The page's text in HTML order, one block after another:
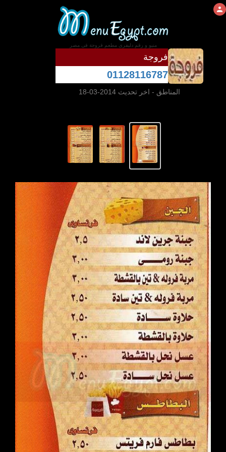
منيو و رقم دليفرى مطعم فروجة فى مصر
فروجة
01128116787
المناطق - اخر تحديث 2014-03-18